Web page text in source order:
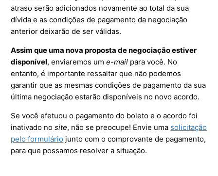
atraso serão adicionados novamente ao total da sua
dívida e as condições de pagamento da negociação
anterior deixarão de ser válidas.
Assim que uma nova proposta de negociação estiver
disponível, enviaremos ume-mail para você. No
entanto, é importante ressaltar que não podemos
garantir que as mesmas condições de pagamento da sua
última negociação estarão disponíveis no novo acordo.
Se você efetuou o pagamento do boleto e o acordo foi
inativado nosite, não se preocupe! Envie uma solicitação
pelo formulário junto com o comprovante de pagamento,
para que possamos resolver a situação.